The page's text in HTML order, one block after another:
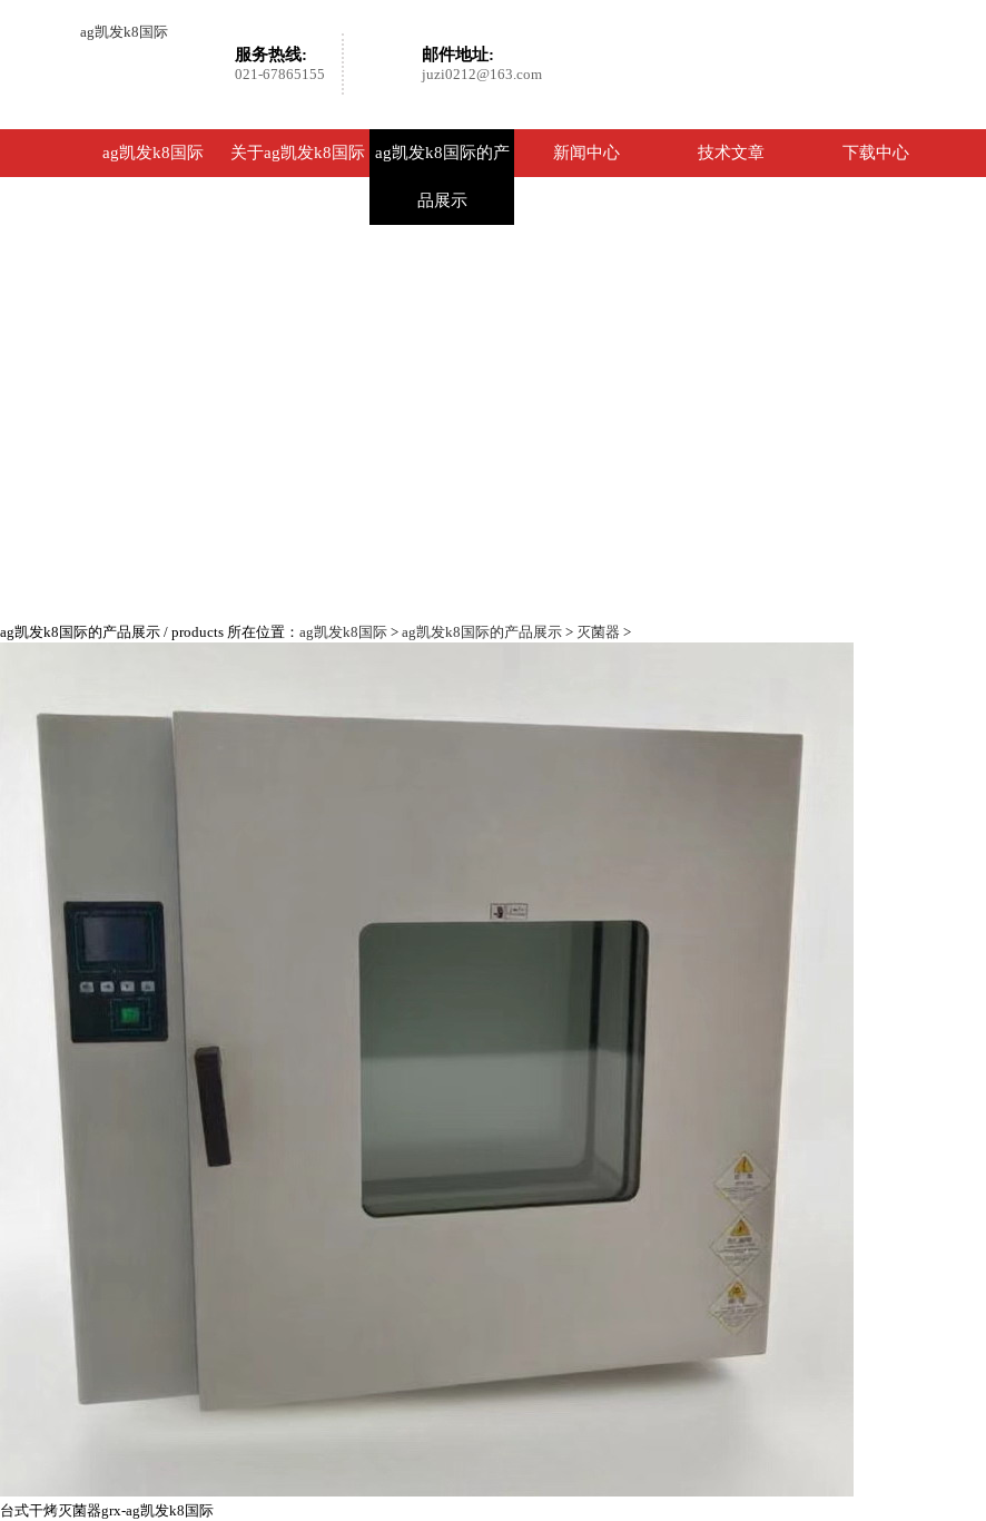
ag凯发k8国际
邮件地址:
juzi0212@163.com
服务热线:
021-67865155
ag凯发k8国际 关于ag凯发k8国际 ag凯发k8国际的产
品展示
新闻中心 技术文章 下载中心
ag凯发k8国际的产品展示 / products 所在位置： ag凯发k8国际 > ag凯发k8国际的产品展示 > 灭菌器 >
台式干烤灭菌器grx-ag凯发k8国际